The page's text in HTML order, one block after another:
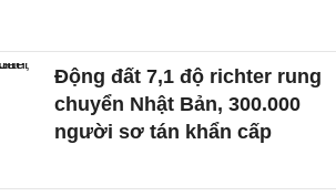
Động đất 7,1 độ richter rung
chuyển Nhật Bản, 300.000
người sơ tán khẩn cấp